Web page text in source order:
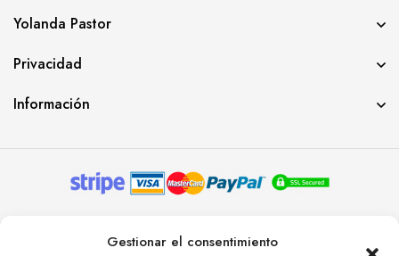
Gestionar el consentimiento
Yolanda Pastor
Privacidad
Información
RESERVADOS. AGENCIA DE COMUNICACIÓN